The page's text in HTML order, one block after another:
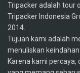
Tripacker adalah tour
Tripacker Indonesia
2014.
Tujuan kami adalah
menuliskan keindahan
Karena kami percaya,